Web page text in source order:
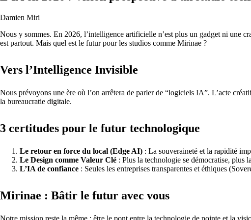
Damien Miri
Nous y sommes. En 2026, l’intelligence artificielle n’est plus un gadget ni une
est partout. Mais quel est le futur pour les studios comme Mirinae ?
Vers l’Intelligence Invisible
Nous prévoyons une ère où l’on arrêtera de parler de “logiciels IA”. L’acte
la bureaucratie digitale.
3 certitudes pour le futur technologique
Le retour en force du local (Edge AI) : La souveraineté et la rapidité
Le Design comme Valeur Clé : Plus la technologie se démocratise, plus la
L’IA de confiance : Seules les entreprises transparentes et éthiques
Mirinae : Bâtir le futur avec vous
Notre mission reste la même : être le pont entre la technologie de pointe et la